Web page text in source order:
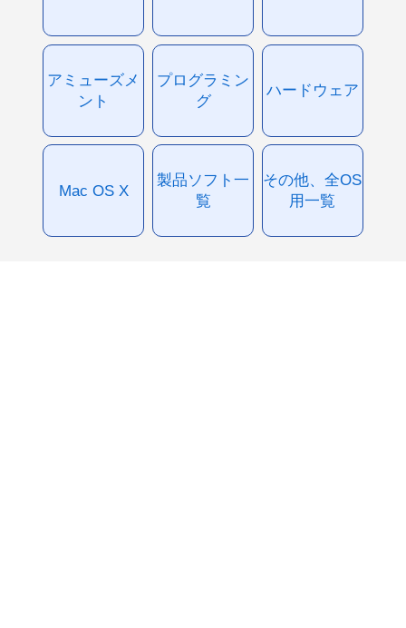
アミューズメ
ント
プログラミン
グ
ハードウェア
Mac OS X
製品ソフト一
覧
その他、全OS
用一覧